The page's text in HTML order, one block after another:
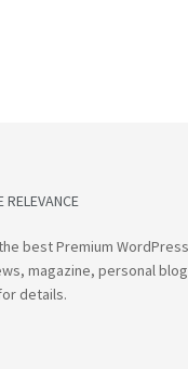
best Premium
magazine, personal
details.